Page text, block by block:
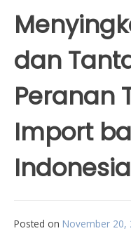
dan
Peranan
Import
Indonesia
Posted on November 20,